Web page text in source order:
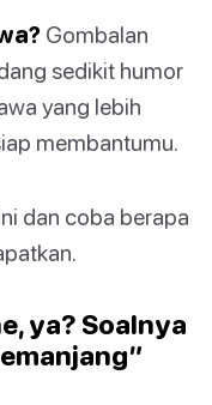
Gombalan
sedikit humor
yang lebih
membantumu.
dan coba berapa
ya? Soalnya